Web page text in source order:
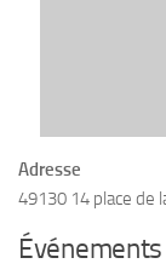
Adresse
49130 14 place de